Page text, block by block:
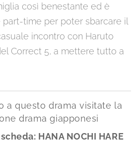
così benestante ed è
time per poter sbarcare il
incontro con Haruto
Correct 5, a mettere tutto a
a questo drama visitate la
drama giapponesi
HANA NOCHI HARE